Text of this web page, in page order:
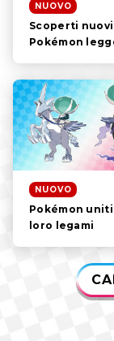
NUOVO
Scoperti nuovi
Pokémon
NUOVO
Pokémon uniti
loro legami